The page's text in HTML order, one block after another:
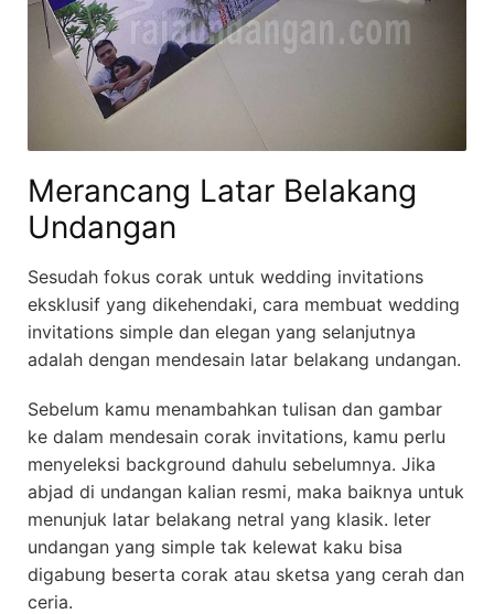
Merancang Latar Belakang
Undangan
Sesudah fokus corak untuk wedding invitations
eksklusif yang dikehendaki, cara membuat wedding
invitations simple dan elegan yang selanjutnya
adalah dengan mendesain latar belakang undangan.
Sebelum kamu menambahkan tulisan dan gambar
ke dalam mendesain corak invitations, kamu perlu
menyeleksi background dahulu sebelumnya. Jika
abjad di undangan kalian resmi, maka baiknya untuk
menunjuk latar belakang netral yang klasik. leter
undangan yang simple tak kelewat kaku bisa
digabung beserta corak atau sketsa yang cerah dan
ceria.